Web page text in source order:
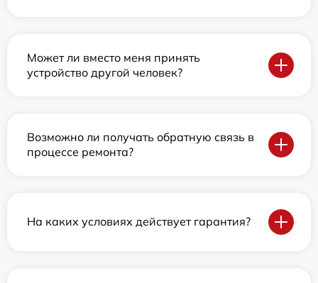
Может ли вместо меня принять
устройство другой человек?
Возможно ли получать обратную связь в
процессе ремонта?
На каких условиях действует гарантия?